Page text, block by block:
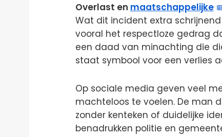
Overlast en maatschappelijke
Wat dit incident extra
vooral het respectloze gedrag
een daad van minachting die
staat symbool voor een verlies
Op sociale media geven veel
machteloos te voelen. De man
zonder kenteken of duidelijke
benadrukken politie en